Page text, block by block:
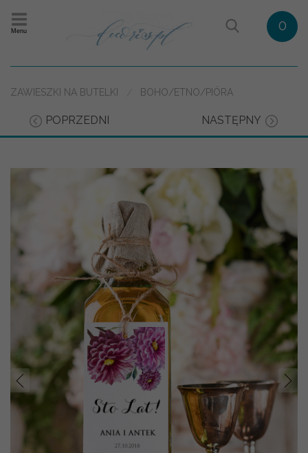
Menu 0
ZAWIESZKI NA BUTELKI BOHO/ETNO/PIÓRA
POPRZEDNI NASTĘPNY
Prev